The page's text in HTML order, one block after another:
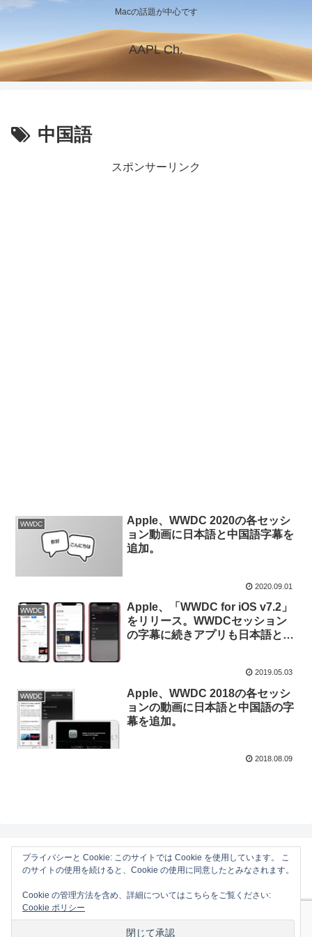
Macの話題が中心です
AAPL Ch.
中国語
スポンサーリンク
WWDC
Apple、WWDC 2020の各セッシ
ョン動画に日本語と中国語字幕を
追加。
2020.09.01
WWDC
Apple、「WWDC for iOS v7.2」
をリリース。WWDCセッション
の字幕に続きアプリも日本語と中
2019.05.03
WWDC
Apple、WWDC 2018の各セッシ
ョンの動画に日本語と中国語の字
幕を追加。
2018.08.09
AAPL Ch.
ホーム
Mac
iOS
Gadget
プライバシーと Cookie: このサイトでは Cookie を使用しています。 こ
のサイトの使用を続けると、Cookie の使用に同意したとみなされます。
Cookie の管理方法を含め、詳細についてはこちらをご覧ください:
Cookie ポリシー